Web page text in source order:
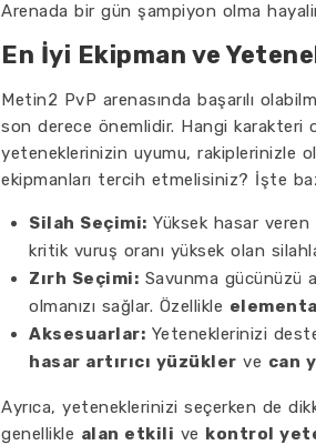
Arenada bir gün şampiyon olma
En İyi Ekipman ve
Metin2 PvP arenasında başarılı
son derece önemlidir. Hangi karakteri
yeteneklerinizin uyumu, rakiplerinizle
ekipmanları tercih etmelisiniz? İşte
Silah Seçimi: Yüksek hasar
kritik vuruş oranı yüksek olan
Zırh Seçimi: Savunma gücünüzü
olmanızı sağlar. Özellikle
Aksesuarlar: Yeteneklerinizi
hasar artırıcı yüzükler ve can
Ayrıca, yeteneklerinizi seçerken de
genellikle alan etkili ve kontrol